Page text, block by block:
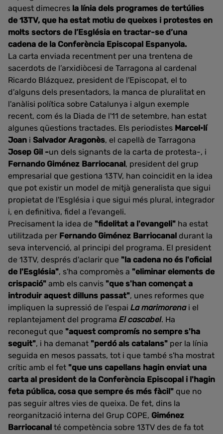
aquest dimecres la línia dels programes de tertúlies
de 13TV, que ha estat motiu de queixes i protestes en
molts sectors de l’Església en tractar-se d’una
cadena de la Conferència Episcopal Espanyola.
La carta enviada recentment per una trentena de
sacerdots de l’arxidiòcesi de Tarragona al cardenal
Ricardo Blázquez, president de l'Episcopat, el to
d'alguns dels presentadors, la manca de pluralitat en
l'anàlisi política sobre Catalunya i algun exemple
recent, com és la Diada de l'11 de setembre, han estat
algunes qüestions tractades. Els periodistes Marcel•lí
Joan i Salvador Aragonès, el capellà de Tarragona
Josep Gil -un dels signants de la carta de protesta-, i
Fernando Giménez Barriocanal, president del grup
empresarial que gestiona 13TV, han coincidit en la idea
que pot existir un model de mitjà generalista que sigui
propietat de l'Església i que sigui més plural, integrador
i, en definitiva, fidel a l'evangeli.
Precisament la idea de "fidelitat a l'evangeli" ha estat
utilitzada per Fernando Giménez Barriocanal durant la
seva intervenció, al principi del programa. El president
de 13TV, després d'aclarir que "la cadena no és l'oficial
de l'Església", s'ha compromès a "eliminar elements de
crispació" amb els canvis "que s'han començat a
introduir aquest dilluns passat", unes reformes que
impliquen la supressió de l'espai La marimorenai el
replantejament del programa El cascabel. Ha
reconegut que "aquest compromís no sempre s'ha
seguit", i ha demanat "perdó als catalans" per la línia
seguida en mesos passats, tot i que també s'ha mostrat
crític amb el fet "que uns capellans hagin enviat una
carta al president de la Conferència Episcopal i l'hagin
feta pública, cosa que sempre és més fàcil" que no
pas seguir altres vies de queixa. De fet, dins la
reorganització interna del Grup COPE, Giménez
Barriocanal té competència sobre 13TV des de fa tot